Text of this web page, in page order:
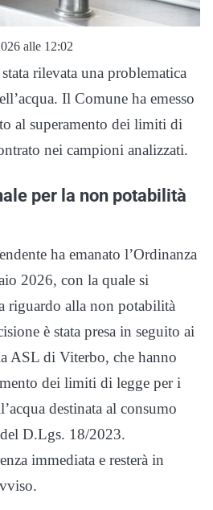
alle 12:02
rilevata una problematica
Il Comune ha emesso
al superamento dei limiti di
nei campioni analizzati.
per la non potabilità
ha emanato l’Ordinanza
2026, con la quale si
riguardo alla non potabilità
è stata presa in seguito ai
ASL di Viterbo, che hanno
dei limiti di legge per i
destinata al consumo
D.Lgs. 18/2023.
immediata e resterà in